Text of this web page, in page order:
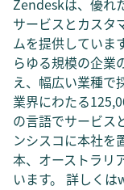
Zendeskは、優れ
サービスとカスタ
ムを提供していま
らゆる規模の企業
え、幅広い業種で
業界にわたる
の言語でサービス
ンシスコに本社を
本、オーストラリ
います。 詳しく